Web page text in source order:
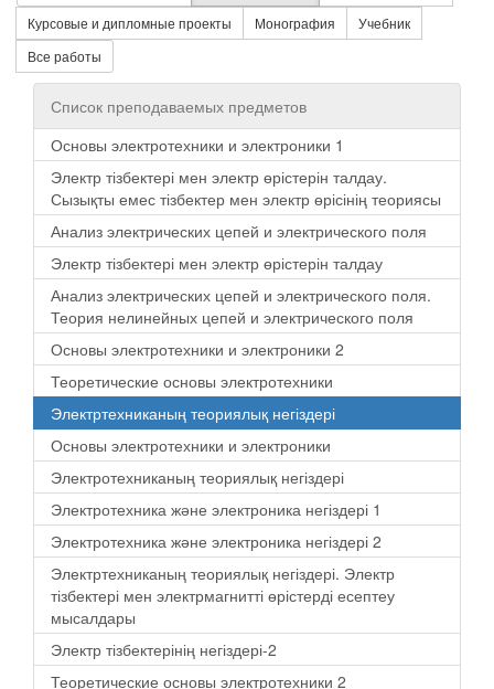
Курсовые и дипломные проекты
Монография
Учебник
Все работы
Список преподаваемых предметов
Основы электротехники и электроники 1
Электр тізбектері мен электр өрістерін талдау.
Сызықты емес тізбектер мен электр өрісінің теориясы
Анализ электрических цепей и электрического поля
Электр тізбектері мен электр өрістерін талдау
Анализ электрических цепей и электрического поля.
Теория нелинейных цепей и электрического поля
Основы электротехники и электроники 2
Теоретические основы электротехники
Электртехниканың теориялық негіздері
Основы электротехники и электроники
Электротехниканың теориялық негіздері
Электротехника және электроника негіздері 1
Электротехника және электроника негіздері 2
Электртехниканың теориялық негіздері. Электр
тізбектері мен электрмагнитті өрістерді есептеу
мысалдары
Электр тізбектерінің негіздері-2
Теоретические основы электротехники 2